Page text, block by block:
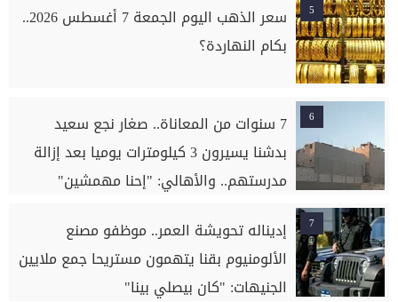
5
سعر الذهب اليوم الجمعة 7 أغسطس 2026..
بكام النهاردة؟
6
7 سنوات من المعاناة.. صغار نجع سعيد
بدشنا يسيرون 3 كيلومترات يوميا بعد إزالة
مدرستهم.. والأهالي: "إحنا مهمشين"
7
إديناله تحويشة العمر.. موظفو مصنع
الألومنيوم بقنا يتهمون مستريحا جمع ملايين
الجنيهات: "كان بيصلي بينا"